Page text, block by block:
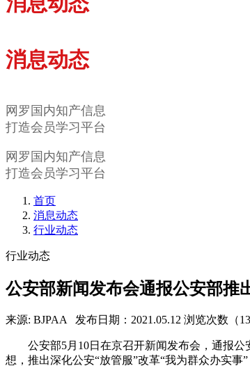
消息动态
网罗国内知产信息
打造会员学习平台
网罗国内知产信息
打造会员学习平台
首页
消息动态
行业动态
行业动态
公安部新闻发布会通报公安部推
来源: BJPAA 发布日期：2021.05.12 浏览次数（
公安部5月10日在京召开新闻发布会，通报
想，推出深化公安“放管服”改革“我为群众办实事